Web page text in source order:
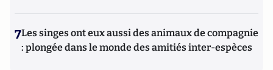
7Les singes ont eux aussi des animaux de compagnie
: plongée dans le monde des amitiés inter-espèces